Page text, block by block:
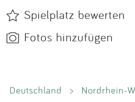
Spielplatz bewerten
Fotos hinzufügen
Deutschland > Nordrhein-